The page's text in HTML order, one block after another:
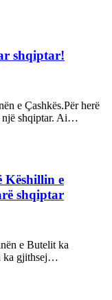
shqiptar!
e Çashkës.Për herë
një shqiptar. Ai…
Këshillin e
shqiptar
e Butelit ka
ka gjithsej…